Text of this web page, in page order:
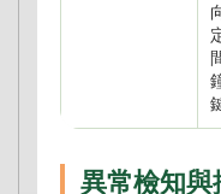
異常檢知與